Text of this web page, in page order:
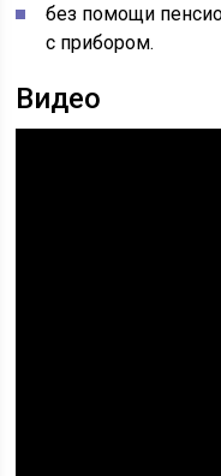
без помощи
с прибором.
Видео